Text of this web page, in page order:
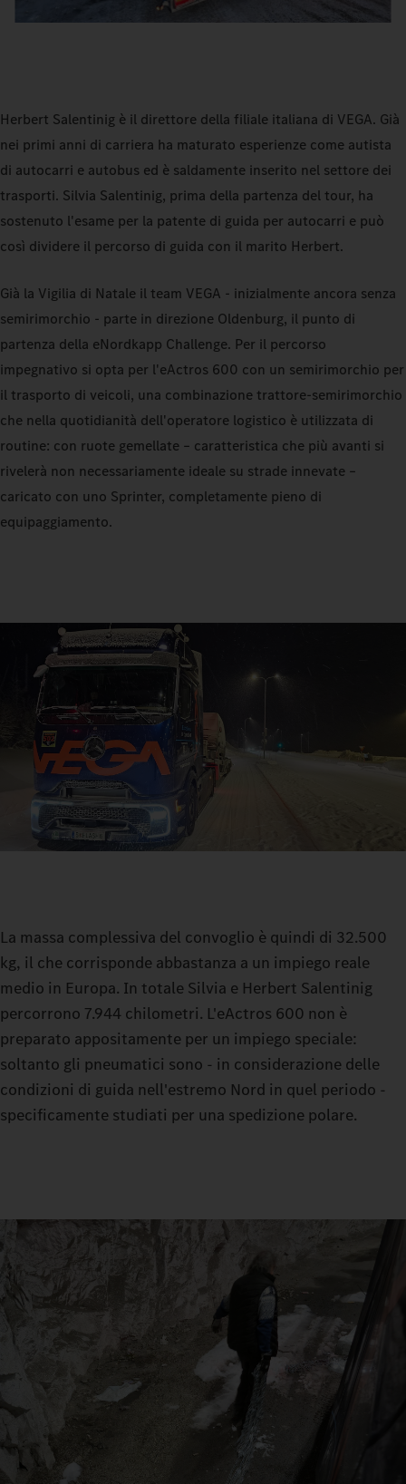
Herbert Salentinig è il direttore della filiale italiana di VEGA. Già
nei primi anni di carriera ha maturato esperienze come autista
di autocarri e autobus ed è saldamente inserito nel settore dei
trasporti. Silvia Salentinig, prima della partenza del tour, ha
sostenuto l'esame per la patente di guida per autocarri e può
così dividere il percorso di guida con il marito Herbert.
Già la Vigilia di Natale il team VEGA - inizialmente ancora senza
semirimorchio - parte in direzione Oldenburg, il punto di
partenza della eNordkapp Challenge. Per il percorso
impegnativo si opta per l'eActros 600 con un semirimorchio per
il trasporto di veicoli, una combinazione trattore-semirimorchio
che nella quotidianità dell'operatore logistico è utilizzata di
routine: con ruote gemellate – caratteristica che più avanti si
rivelerà non necessariamente ideale su strade innevate –
caricato con uno Sprinter, completamente pieno di
equipaggiamento.
La massa complessiva del convoglio è quindi di 32.500
kg, il che corrisponde abbastanza a un impiego reale
medio in Europa. In totale Silvia e Herbert Salentinig
percorrono 7.944 chilometri. L'eActros 600 non è
preparato appositamente per un impiego speciale:
soltanto gli pneumatici sono - in considerazione delle
condizioni di guida nell'estremo Nord in quel periodo -
specificamente studiati per una spedizione polare.